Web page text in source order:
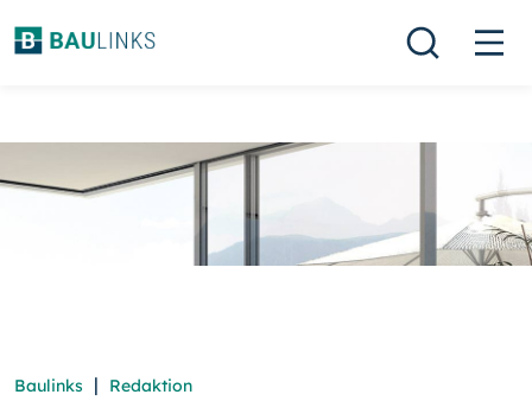
Baulinks | Redaktion